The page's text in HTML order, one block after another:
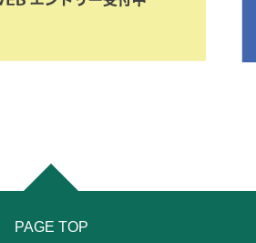
PAGE TOP